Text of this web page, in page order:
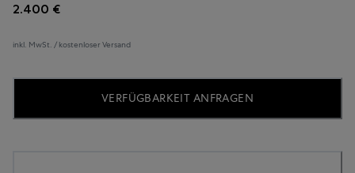
2.400 €
inkl. MwSt. / kostenloser Versand
VERFÜGBARKEIT ANFRAGEN